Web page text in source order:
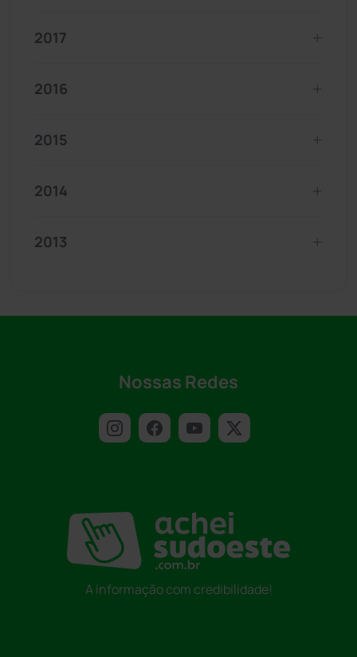
2017
2016
2015
2014
2013
Nossas Redes
A informação com credibilidade!